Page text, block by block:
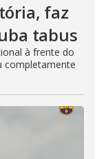
faz
tabus
à frente do
completamente